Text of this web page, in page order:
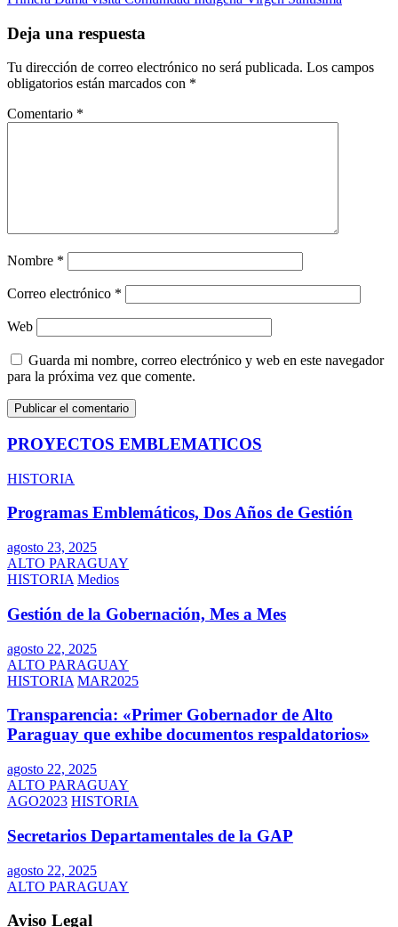
de
entradas
Deja una respuesta
Tu dirección de correo electrónico no será publicada. Los campos
obligatorios están marcados con *
Comentario *
Nombre *
Correo electrónico *
Web
Guarda mi nombre, correo electrónico y web en este navegador
para la próxima vez que comente.
PROYECTOS EMBLEMATICOS
HISTORIA
Programas Emblemáticos, Dos Años de Gestión
agosto 23, 2025
ALTO PARAGUAY
HISTORIA Medios
Gestión de la Gobernación, Mes a Mes
agosto 22, 2025
ALTO PARAGUAY
HISTORIA MAR2025
Transparencia: «Primer Gobernador de Alto
Paraguay que exhibe documentos respaldatorios»
agosto 22, 2025
ALTO PARAGUAY
AGO2023 HISTORIA
Secretarios Departamentales de la GAP
agosto 22, 2025
ALTO PARAGUAY
Aviso Legal